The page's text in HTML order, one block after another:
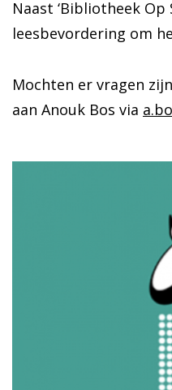
Naast ‘Bibliotheek
leesbevordering om
Mochten er vragen
aan Anouk Bos via